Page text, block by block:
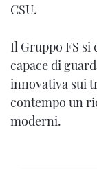
CSU.
Il Gruppo FS
capace di
innovativa sui
contempo un
moderni.